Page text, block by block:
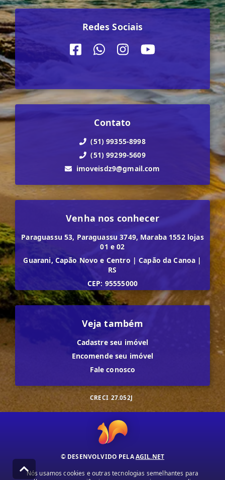
Redes Sociais
Contato
(51) 99355-8998
(51) 99299-5609
imoveisdz9@gmail.com
Venha nos conhecer
Paraguassu 53, Paraguassu 3749, Maraba 1552 lojas
01 e 02
Guarani, Capão Novo e Centro | Capão da Canoa |
RS
CEP: 95555000
Veja também
Cadastre seu imóvel
Encomende seu imóvel
Fale conosco
CRECI 27.052J
© DESENVOLVIDO PELAAGIL.NET
Nós usamos cookies e outras tecnologias semelhantes para